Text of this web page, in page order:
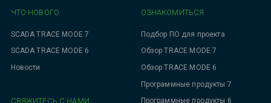
ЧТО НОВОГО
SCADA TRACE MODE 7
SCADA TRACE MODE 6
Новости
ОЗНАКОМИТЬСЯ
Подбор ПО для проекта
Обзор TRACE MODE 7
Обзор TRACE MODE 6
Программные продукты 7
Программные продукты 6
СВЯЖИТЕСЬ С НАМИ